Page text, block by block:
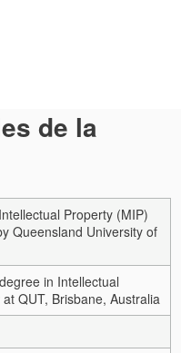
de la
Property (MIP)
Queensland University of
in Intellectual
QUT, Brisbane, Australia